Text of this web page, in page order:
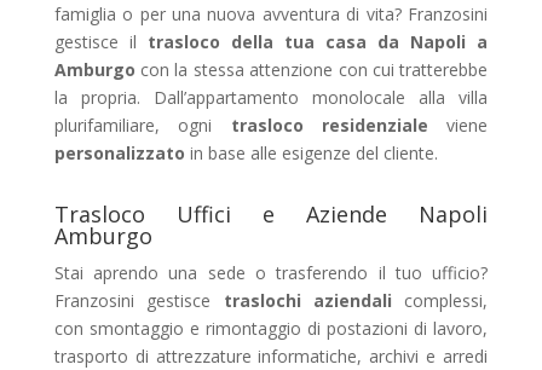
famiglia o per una nuova avventura di vita? Franzosini
gestisce il trasloco della tua casa da Napoli a
Amburgo con la stessa attenzione con cui tratterebbe
la propria. Dall’appartamento monolocale alla villa
plurifamiliare, ogni trasloco residenziale viene
personalizzato in base alle esigenze del cliente.
Trasloco Uffici e Aziende Napoli
Amburgo
Stai aprendo una sede o trasferendo il tuo ufficio?
Franzosini gestisce traslochi aziendali complessi,
con smontaggio e rimontaggio di postazioni di lavoro,
trasporto di attrezzature informatiche, archivi e arredi